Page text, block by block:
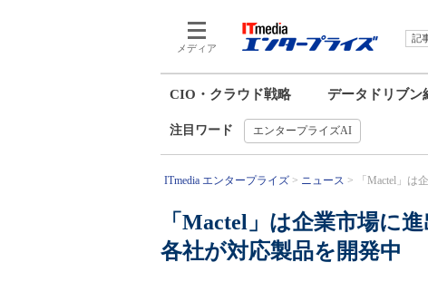
メディア
記
CIO・クラウド戦略 データドリブン
注目ワード エンタープライズAI
ITmedia エンタープライズ ニュース 「Mactel」
「Mactel」は企業市場
各社が対応製品を開発中